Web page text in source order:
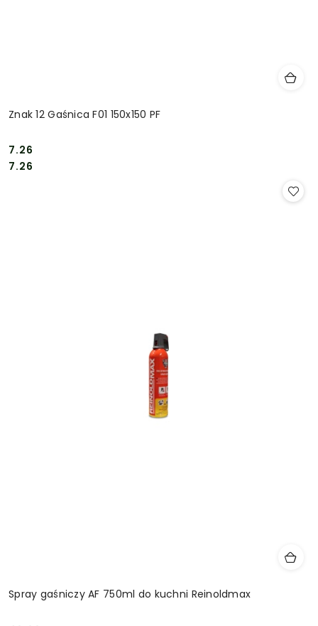
Znak 12 Gaśnica F01 150x150 PF
Cena:
7.26
Cena:
7.26
Spray gaśniczy AF 750ml do kuchni Reinoldmax